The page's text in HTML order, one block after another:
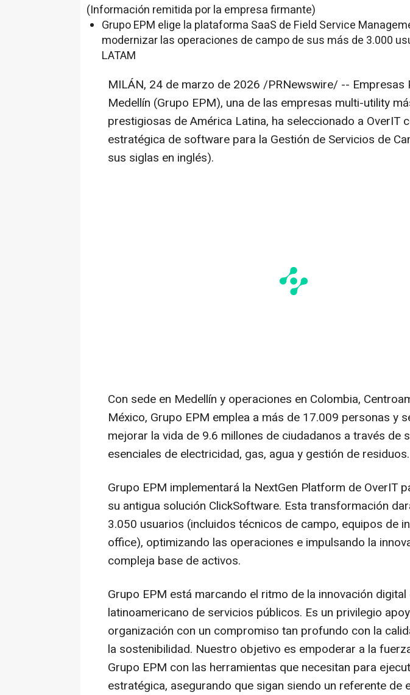
(Información remitida por la empresa firmante)
Grupo EPM elige la plataforma SaaS de Field Service
modernizar las operaciones de campo de sus más de 3.000
LATAM
MILÁN, 24 de marzo de 2026 /PRNewswire/ -- Empresas
Medellín (Grupo EPM), una de las empresas multi-utility
prestigiosas de América Latina, ha seleccionado a OverIT
estratégica de software para la Gestión de Servicios de
sus siglas en inglés).
Con sede en Medellín y operaciones en Colombia,
México, Grupo EPM emplea a más de 17.009 personas y
mejorar la vida de 9.6 millones de ciudadanos a través de
esenciales de electricidad, gas, agua y gestión de residuos.
Grupo EPM implementará la NextGen Platform de OverIT
su antigua solución ClickSoftware. Esta transformación
3.050 usuarios (incluidos técnicos de campo, equipos de
office), optimizando las operaciones e impulsando la
compleja base de activos.
Grupo EPM está marcando el ritmo de la innovación
latinoamericano de servicios públicos. Es un privilegio
organización con un compromiso tan profundo con la
la sostenibilidad. Nuestro objetivo es empoderar a la
Grupo EPM con las herramientas que necesitan para
estratégica, asegurando que sigan siendo un referente de